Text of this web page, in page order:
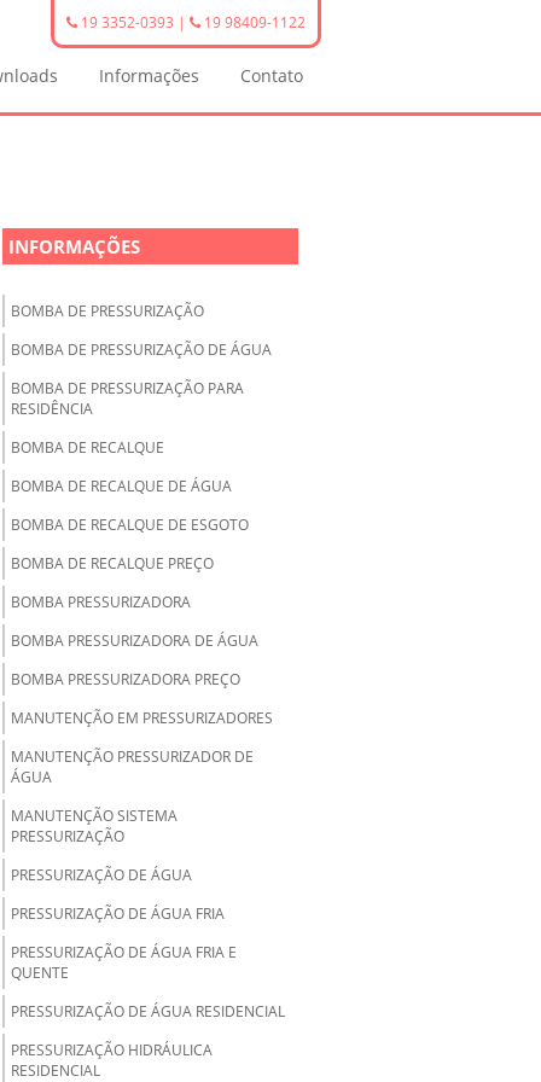
Informações Contato
19 3352-0393 | 19 98409-1122
INFORMAÇÕES
BOMBA DE PRESSURIZAÇÃO
BOMBA DE PRESSURIZAÇÃO DE ÁGUA
BOMBA DE PRESSURIZAÇÃO PARA
RESIDÊNCIA
BOMBA DE RECALQUE
BOMBA DE RECALQUE DE ÁGUA
BOMBA DE RECALQUE DE ESGOTO
BOMBA DE RECALQUE PREÇO
BOMBA PRESSURIZADORA
BOMBA PRESSURIZADORA DE ÁGUA
BOMBA PRESSURIZADORA PREÇO
MANUTENÇÃO EM PRESSURIZADORES
MANUTENÇÃO PRESSURIZADOR DE
ÁGUA
MANUTENÇÃO SISTEMA
PRESSURIZAÇÃO
PRESSURIZAÇÃO DE ÁGUA
PRESSURIZAÇÃO DE ÁGUA FRIA
PRESSURIZAÇÃO DE ÁGUA FRIA E
QUENTE
PRESSURIZAÇÃO DE ÁGUA RESIDENCIAL
PRESSURIZAÇÃO HIDRÁULICA
RESIDENCIAL